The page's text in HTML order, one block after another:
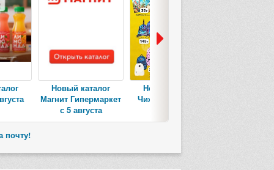
Новый каталог
Магнит Гипермаркет
с 5 августа
Новый каталог
Чижик с 6 августа
почту!